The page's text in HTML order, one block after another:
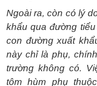
Ngoài ra, còn có lý
khẩu qua đường
con đường xuất
này chỉ là phụ,
trường không có.
tôm hùm phụ